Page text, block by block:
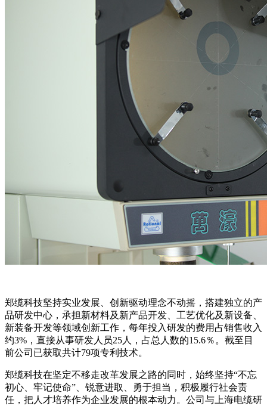
郑缆科技坚持实业发展、创新驱动理念不动摇，搭建独立的产
品研发中心，承担新材料及新产品开发、工艺优化及新设备、
新装备开发等领域创新工作，每年投入研发的费用占销售收入
约3%，直接从事研发人员25人，占总人数的15.6％。截至目
前公司已获取共计79项专利技术。
郑缆科技在坚定不移走改革发展之路的同时，始终坚持“不忘
初心、牢记使命”、锐意进取、勇于担当，积极履行社会责
任，把人才培养作为企业发展的根本动力。公司与上海电缆研